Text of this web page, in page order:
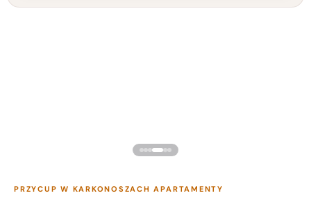
PRZYCUP W KARKONOSZACH APARTAMENTY